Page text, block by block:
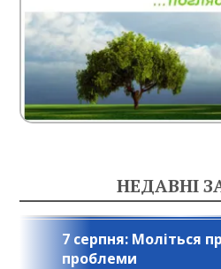
НЕДАВНІ
7 серпня: Моліться
проблеми